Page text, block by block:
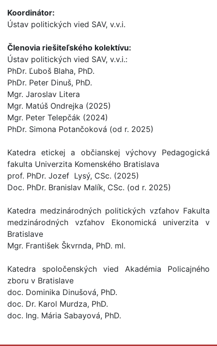
Koordinátor:
Ústav politických vied SAV, v.v.i.
Členovia riešiteľského kolektívu:
Ústav politických vied SAV, v.v.i.:
PhDr. Ľuboš Blaha, PhD.
PhDr. Peter Dinuš, PhD.
Mgr. Jaroslav Litera
Mgr. Matúš Ondrejka (2025)
Mgr. Peter Telepčák (2024)
PhDr. Simona Potančoková (od r. 2025)
Katedra etickej a občianskej výchovy Pedagogická
fakulta Univerzita Komenského Bratislava
prof. PhDr. Jozef Lysý, CSc. (2025)
Doc. PhDr. Branislav Malík, CSc. (od r. 2025)
Katedra medzinárodných politických vzťahov Fakulta
medzinárodných vzťahov Ekonomická univerzita v
Bratislave
Mgr. František Škvrnda, PhD. ml.
Katedra spoločenských vied Akadémia Policajného
zboru v Bratislave
doc. Dominika Dinušová, PhD.
doc. Dr. Karol Murdza, PhD.
doc. Ing. Mária Sabayová, PhD.